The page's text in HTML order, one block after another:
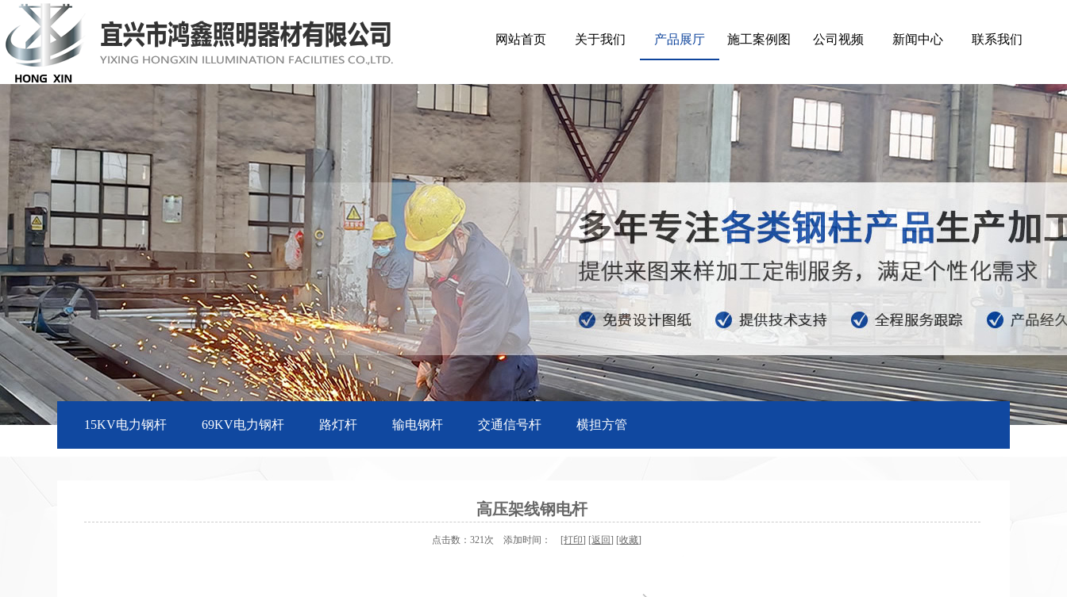
网站首页 关于我们 产品展厅 施工案例图 公司视频 新闻中心 联系我们
15KV电力钢杆 69KV电力钢杆 路灯杆 输电钢杆 交通信号杆 横担方管
高压架线钢电杆
点击数：321次 添加时间： [打印] [返回] [收藏]